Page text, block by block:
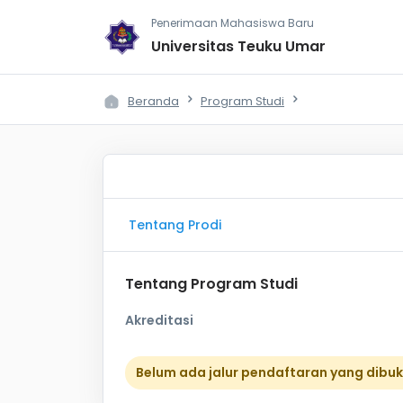
Penerimaan Mahasiswa Baru
Universitas Teuku Umar
Beranda Program Studi
Tentang Prodi
Tentang Program Studi
Akreditasi
Belum ada jalur pendaftaran yang